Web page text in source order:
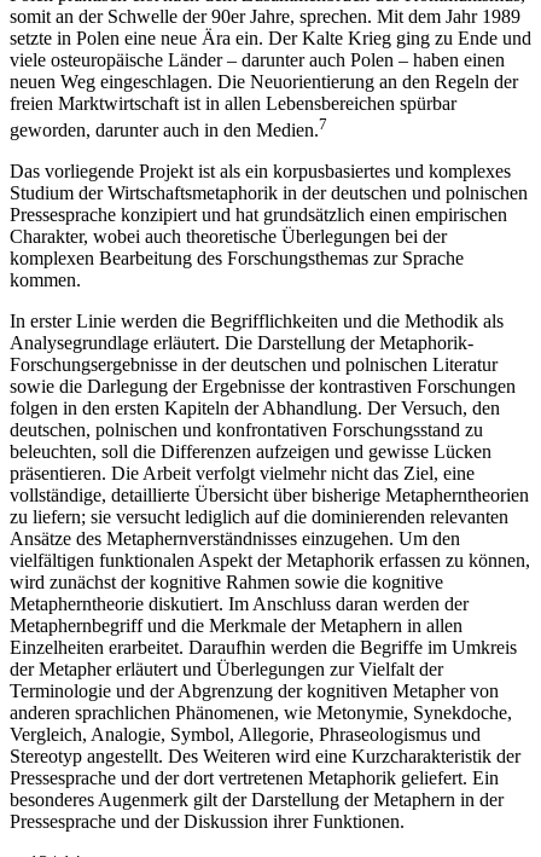
somit an der Schwelle der 90er Jahre, sprechen. Mit dem Jahr 1989
setzte in Polen eine neue Ära ein. Der Kalte Krieg ging zu Ende und
viele osteuropäische Länder – darunter auch Polen – haben einen
neuen Weg eingeschlagen. Die Neuorientierung an den Regeln der
freien Marktwirtschaft ist in allen Lebensbereichen spürbar
geworden, darunter auch in den Medien.7
Das vorliegende Projekt ist als ein korpusbasiertes und komplexes
Studium der Wirtschaftsmetaphorik in der deutschen und polnischen
Pressesprache konzipiert und hat grundsätzlich einen empirischen
Charakter, wobei auch theoretische Überlegungen bei der
komplexen Bearbeitung des Forschungsthemas zur Sprache
kommen.
In erster Linie werden die Begrifflichkeiten und die Methodik als
Analysegrundlage erläutert. Die Darstellung der Metaphorik-
Forschungsergebnisse in der deutschen und polnischen Literatur
sowie die Darlegung der Ergebnisse der kontrastiven Forschungen
folgen in den ersten Kapiteln der Abhandlung. Der Versuch, den
deutschen, polnischen und konfrontativen Forschungsstand zu
beleuchten, soll die Differenzen aufzeigen und gewisse Lücken
präsentieren. Die Arbeit verfolgt vielmehr nicht das Ziel, eine
vollständige, detaillierte Übersicht über bisherige Metapherntheorien
zu liefern; sie versucht lediglich auf die dominierenden relevanten
Ansätze des Metaphernverständnisses einzugehen. Um den
vielfältigen funktionalen Aspekt der Metaphorik erfassen zu können,
wird zunächst der kognitive Rahmen sowie die kognitive
Metapherntheorie diskutiert. Im Anschluss daran werden der
Metaphernbegriff und die Merkmale der Metaphern in allen
Einzelheiten erarbeitet. Daraufhin werden die Begriffe im Umkreis
der Metapher erläutert und Überlegungen zur Vielfalt der
Terminologie und der Abgrenzung der kognitiven Metapher von
anderen sprachlichen Phänomenen, wie Metonymie, Synekdoche,
Vergleich, Analogie, Symbol, Allegorie, Phraseologismus und
Stereotyp angestellt. Des Weiteren wird eine Kurzcharakteristik der
Pressesprache und der dort vertretenen Metaphorik geliefert. Ein
besonderes Augenmerk gilt der Darstellung der Metaphern in der
Pressesprache und der Diskussion ihrer Funktionen.